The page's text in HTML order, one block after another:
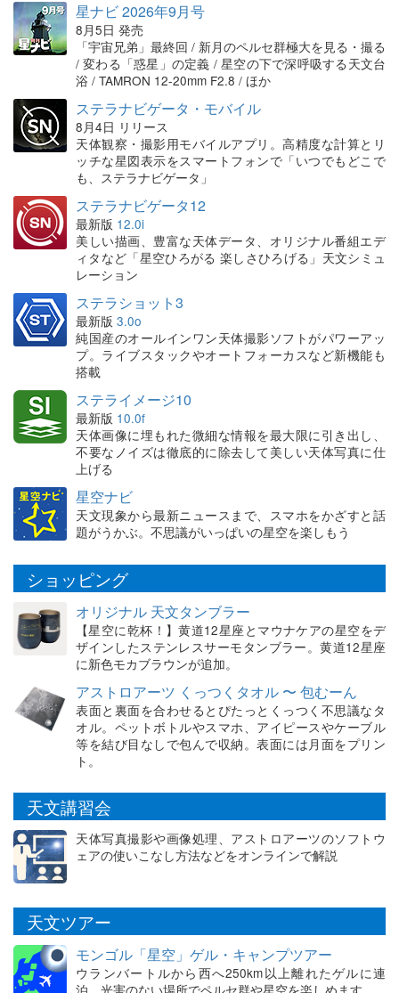
星ナビ 2026年9月号
8月5日 発売
「宇宙兄弟」最終回 / 新月のペルセ群極大を見る・撮る
/ 変わる「惑星」の定義 / 星空の下で深呼吸する天文台
浴 / TAMRON 12-20mm F2.8 / ほか
ステラナビゲータ・モバイル
8月4日 リリース
天体観察・撮影用モバイルアプリ。高精度な計算とリ
ッチな星図表示をスマートフォンで「いつでもどこで
も、ステラナビゲータ」
ステラナビゲータ12
最新版 12.0i
美しい描画、豊富な天体データ、オリジナル番組エデ
ィタなど「星空ひろがる 楽しさひろげる」天文シミュ
レーション
ステラショット3
最新版 3.0o
純国産のオールインワン天体撮影ソフトがパワーアッ
プ。ライブスタックやオートフォーカスなど新機能も
搭載
ステライメージ10
最新版 10.0f
天体画像に埋もれた微細な情報を最大限に引き出し、
不要なノイズは徹底的に除去して美しい天体写真に仕
上げる
星空ナビ
天文現象から最新ニュースまで、スマホをかざすと話
題がうかぶ。不思議がいっぱいの星空を楽しもう
ショッピング
オリジナル 天文タンブラー
【星空に乾杯！】黄道12星座とマウナケアの星空をデ
ザインしたステンレスサーモタンブラー。黄道12星座
に新色モカブラウンが追加。
アストロアーツ くっつくタオル 〜 包むーん
表面と裏面を合わせるとぴたっとくっつく不思議なタ
オル。ペットボトルやスマホ、アイピースやケーブル
等を結び目なしで包んで収納。表面には月面をプリン
ト。
天文講習会
天体写真撮影や画像処理、アストロアーツのソフトウ
ェアの使いこなし方法などをオンラインで解説
天文ツアー
モンゴル「星空」ゲル・キャンプツアー
ウランバートルから西へ250km以上離れたゲルに連